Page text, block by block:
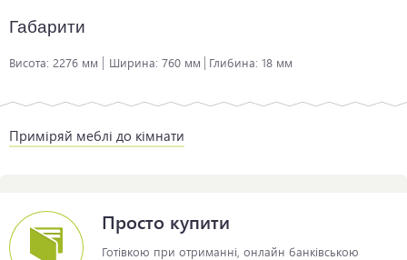
Габарити
Висота: 2276 мм Ширина: 760 мм Глибина: 18 мм
Приміряй меблі до кімнати
Просто купити
Готівкою при отриманні, онлайн банківською